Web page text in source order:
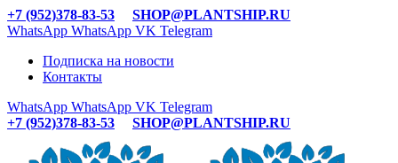
+7 (952)378-83-53
SHOP@PLANTSHIP.RU
WhatsApp WhatsApp VK Telegram
Подписка на новости
Контакты
WhatsApp WhatsApp VK Telegram
+7 (952)378-83-53
SHOP@PLANTSHIP.RU